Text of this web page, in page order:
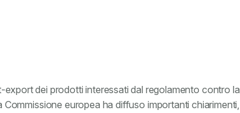
dei prodotti interessati dal regolamento contro la
europea ha diffuso importanti chiarimenti,